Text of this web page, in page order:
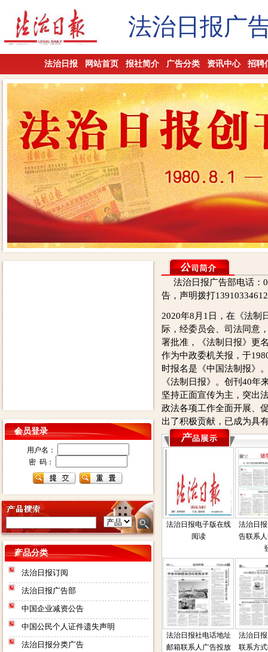
法治日报广
法治日报 网站首页 报社简介 广告分类 资讯中心 招聘
会员登录
用户名：
密 码：
产品分类
法治日报订阅
法治日报广告部
中国企业减资公告
中国公民个人证件遗失声明
法治日报分类广告
法治日报广告部电话：
告，声明拨打
2020年8月1日，在《法制
际，经委员会、司法同意
署批准，《法制日报》更
作为中政委机关报，于
时报名是《中国法制报》
《法制日报》。创刊40年
坚持正面宣传为主，突出
政法各项工作全面开展、
出了积极贡献，已成为具
法治日报电子版在线
阅读
法治日
告联系
法治日报社电话地址
邮箱联系人广告投放
法治日
联系方